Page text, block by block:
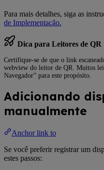
Para mais detalhes, siga as
de Implementação.
Dica para Leitores de QR
Certifique-se de que o link
webview do leitor de QR. Muitos
Navegador” para este propósito.
Adicionando
manualmente
Anchor link to
Se você preferir registrar um
estes passos: